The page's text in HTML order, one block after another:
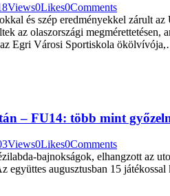
Views0Likes0Comments
és szép eredményekkel zárult
az olaszországi
az Egri Városi Sportiskola
– FU14: több mint
Views0Likes0Comments
bajnokságok, elhangzott az
együttes augusztusban 15